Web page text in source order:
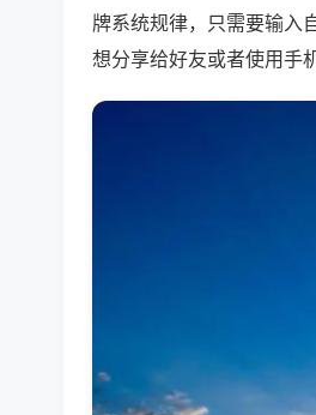
牌系统规律，只需要输入
想分享给好友或者使用手